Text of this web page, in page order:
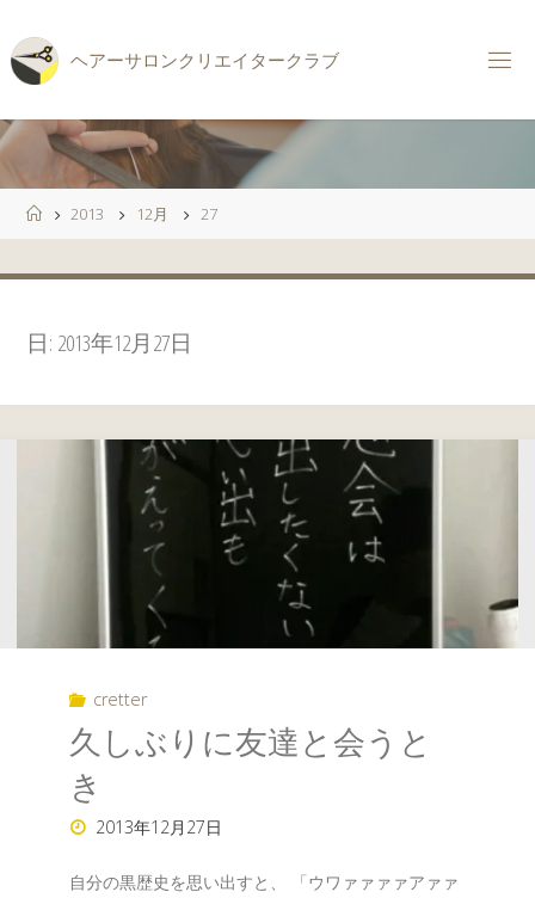
ン
テ
ツ
ス
プ
ヘアーサロ ンク リ エイ タークラブ
ホ
ー
2013 12月 27
日: 2013年12月27日
cretter
久しぶりに友達と会うと
き
2013年12月27日
自分の黒歴史を思い出すと、 「ウワァァァァアァァ